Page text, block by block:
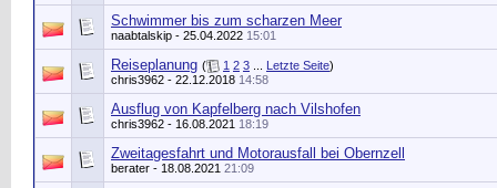
Schwimmer bis zum scharzen Meer
naabtalskip - 25.04.2022 15:01
Reiseplanung ( 1 2 3 Letzte Seite)
chris3962 - 22.12.2018 14:58
Ausflug von Kapfelberg nach Vilshofen
chris3962 - 16.08.2021 18:19
Zweitagesfahrt und Motorausfall bei Obernzell
berater - 18.08.2021 21:09